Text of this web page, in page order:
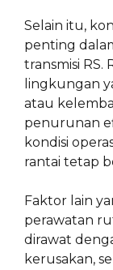
Selain itu,
penting
transmisi RS.
lingkungan
atau
penurunan
kondisi
rantai tetap
Faktor lain
perawatan
dirawat
kerusakan,